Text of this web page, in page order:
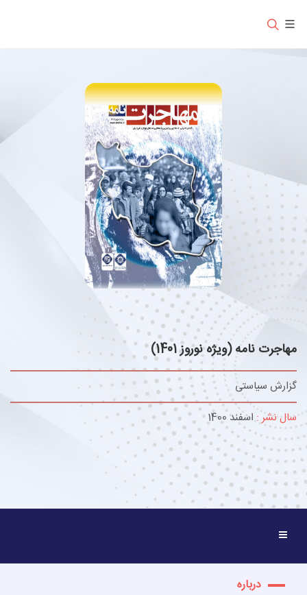
مهاجرت نامه (ویژه نوروز 1401)
گزارش سیاستی
سال نشر :اسفند 1400
درباره